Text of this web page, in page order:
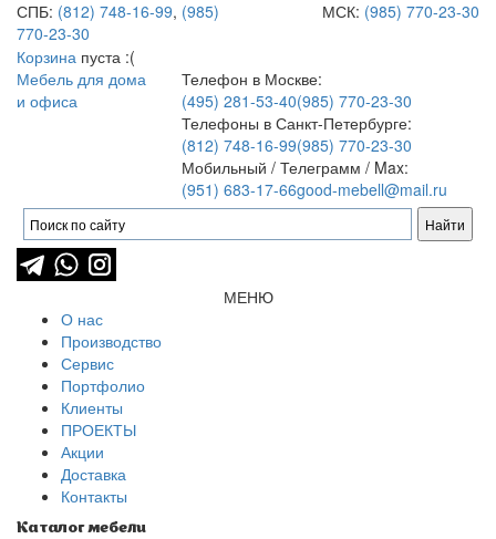
СПБ: (812) 748-16-99, (985)
770-23-30
МСК: (985) 770-23-30
Корзина пуста :(
Мебель для дома
и офиса
Телефон в Москве:
(495) 281-53-40(985) 770-23-30
Телефоны в Санкт-Петербурге:
(812) 748-16-99(985) 770-23-30
Мобильный / Телеграмм / Max:
(951) 683-17-66good-mebell@mail.ru
МЕНЮ
О нас
Производство
Сервис
Портфолио
Клиенты
ПРОЕКТЫ
Акции
Доставка
Контакты
Каталог мебели